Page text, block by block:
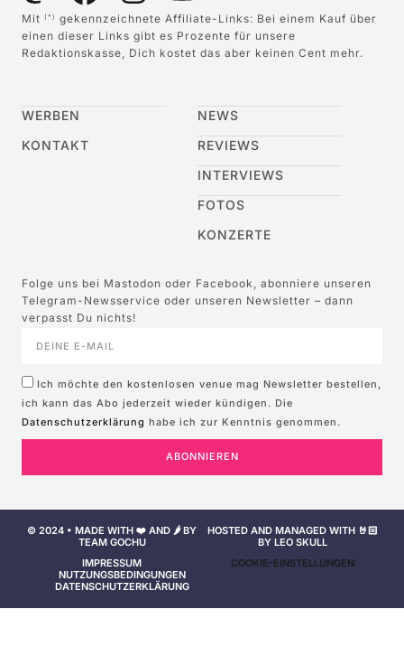
Mit (*)
gekennzeichnete Affiliate-Links: Bei einem Kauf über
einen dieser Links gibt es Prozente für unsere
Redaktionskasse, Dich kostet das aber keinen Cent mehr.
WERBEN
KONTAKT
NEWS
REVIEWS
INTERVIEWS
FOTOS
KONZERTE
Folge uns bei Mastodon oder Facebook, abonniere unseren
Telegram-Newsservice oder unseren Newsletter – dann
verpasst Du nichts!
Ich möchte den kostenlosen venue mag Newsletter bestellen,
ich kann das Abo jederzeit wieder kündigen. Die
Datenschutzerklärung habe ich zur Kenntnis genommen.
ABONNIEREN
© 2024 • MADE WITH ❤️ AND 🌶️ BY
TEAM GOCHU
HOSTED AND MANAGED WITH 🤘🏻
BY LEO SKULL
IMPRESSUM
NUTZUNGSBEDINGUNGEN
DATENSCHUTZERKLÄRUNG
COOKIE-EINSTELLUNGEN